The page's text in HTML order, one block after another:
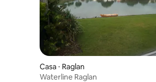
Casa ⋅ Raglan
Waterline Raglan